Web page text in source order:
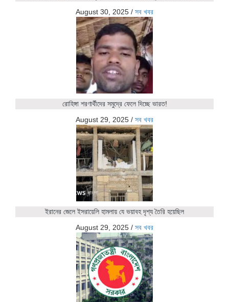
August 30, 2025 / সব খবর
রোহিঙ্গা শরণার্থীদের সমুদ্রে ফেলে দিচ্ছে ভারত!
August 29, 2025 / সব খবর
ইরানের জেলে ইসরায়েলি হামলায় যে ভয়াবহ দৃশ্য তৈরি হয়েছিল
August 29, 2025 / সব খবর